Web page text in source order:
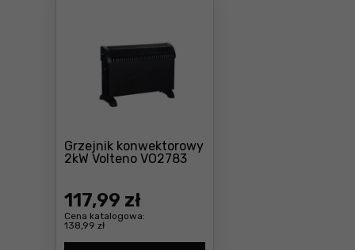
Grzejnik konwektorowy
2kW Volteno VO2783
117,99 zł
Cena katalogowa:
138,99 zł